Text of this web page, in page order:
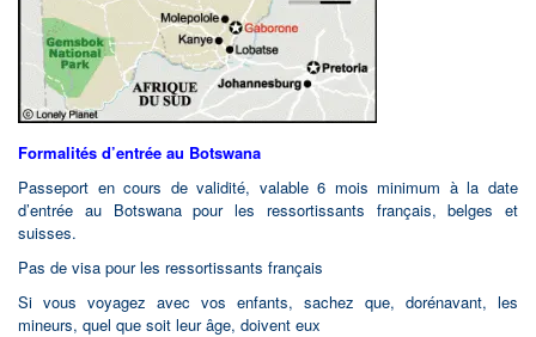
Formalités d’entrée au Botswana
Passeport en cours de validité, valable 6 mois minimum à la date
d’entrée au Botswana pour les ressortissants français, belges et
suisses.
Pas de visa pour les ressortissants français
Si vous voyagez avec vos enfants, sachez que, dorénavant, les
mineurs, quel que soit leur âge, doivent eux